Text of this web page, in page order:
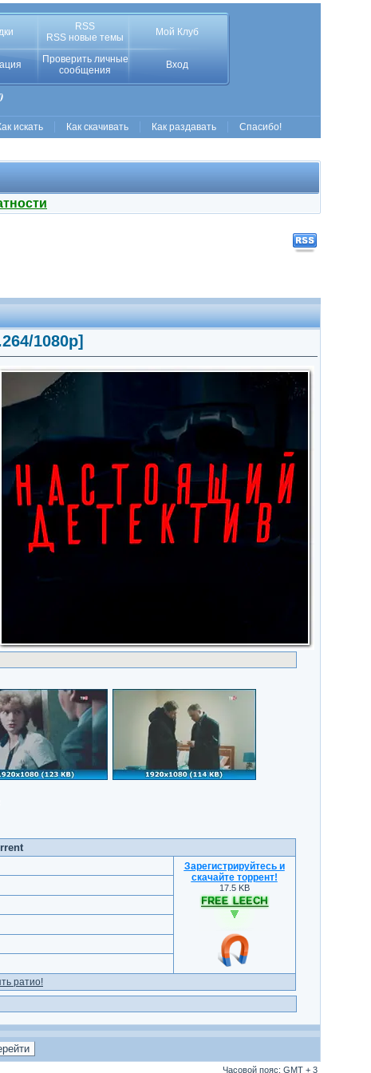
RSS
RSS новые темы
Мой Клуб
Проверить личные
сообщения
Вход
искать Как скачивать Как раздавать Спасибо!
1080p]
Зарегистрируйтесь и
скачайте торрент!
17.5 KB
ратио!
Часовой пояс: GMT + 3